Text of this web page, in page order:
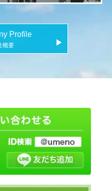
Profile
概要 ▶